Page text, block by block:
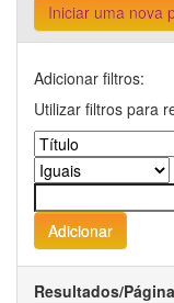
Iniciar uma nova
Adicionar filtros:
Utilizar filtros para
Resultados/Página